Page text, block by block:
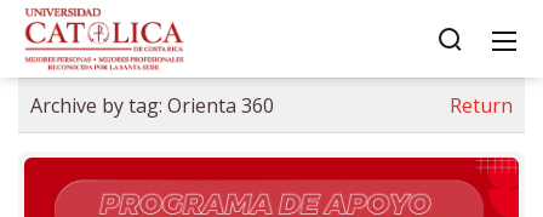
Archive by tag: Orienta 360 Return